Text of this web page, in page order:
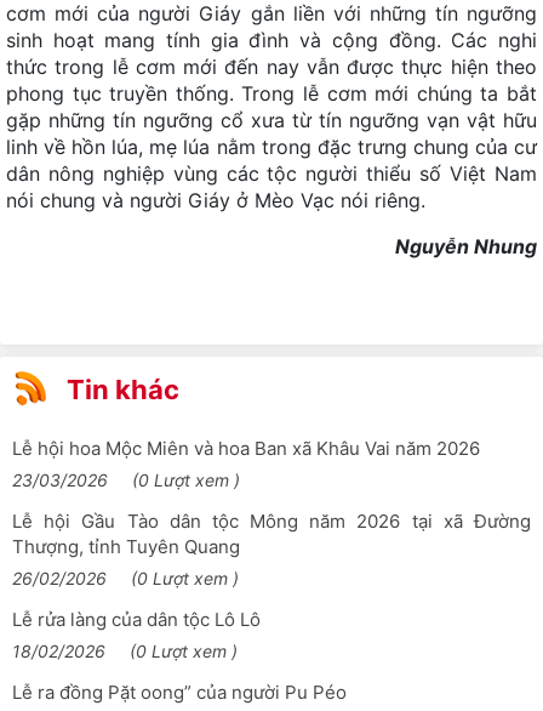
cơm mới của người Giáy gắn liền với những tín ngưỡng
sinh hoạt mang tính gia đình và cộng đồng. Các nghi
thức trong lễ cơm mới đến nay vẫn được thực hiện theo
phong tục truyền thống. Trong lễ cơm mới chúng ta bắt
gặp những tín ngưỡng cổ xưa từ tín ngưỡng vạn vật hữu
linh về hồn lúa, mẹ lúa nằm trong đặc trưng chung của cư
dân nông nghiệp vùng các tộc người thiểu số Việt Nam
nói chung và người Giáy ở Mèo Vạc nói riêng.
Nguyễn Nhung
Tin khác
Lễ hội hoa Mộc Miên và hoa Ban xã Khâu Vai năm 2026
23/03/2026 (0 Lượt xem )
Lễ hội Gầu Tào dân tộc Mông năm 2026 tại xã Đường
Thượng, tỉnh Tuyên Quang
26/02/2026 (0 Lượt xem )
Lễ rửa làng của dân tộc Lô Lô
18/02/2026 (0 Lượt xem )
Lễ ra đồng Pặt oong” của người Pu Péo
nguyên đá
Mộc miên nhuộm đỏ Cao nguyên đá
Xã Mèo Vạc: Lễ phát động Tết trồng cây Xuân Bính Ngọ năm
2026
Lễ hội Gầu Tào dân tộc Mông năm 2026 tại xã Đường
Thượng, tỉnh Tuyên Quang
Tuyên Quang đón hơn 252 nghìn lượt khách du lịch dịp Tết
Thông tin chính thức về vụ việc dù lượn gắn động cơ va
chạm với xe ô tô tại xã Quản Bạ
Lễ rửa làng của dân tộc Lô Lô
Xã Khâu Vai sẽ tổ chức Lễ hội hoa Mộc miên và hoa Ban lần
thứ I
Nhà hàng Cơm Việt
dân tộc và Lễ hội Đền Lũng Cú năm 2026